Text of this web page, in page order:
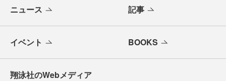
ニュース 記事
イベント BOOKS
翔泳社のWebメディア